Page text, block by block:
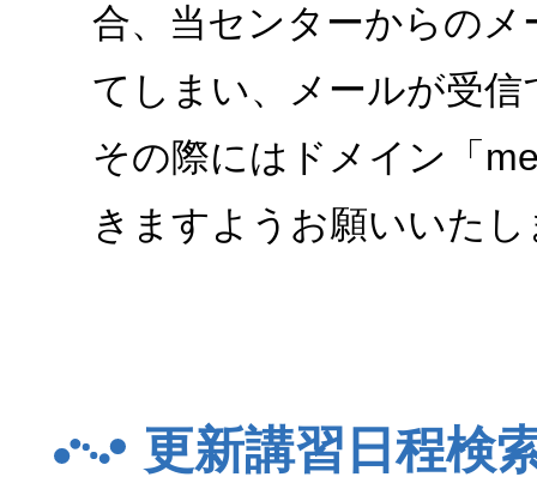
合、当センターからの
てしまい、メールが受
その際にはドメイン「
きますようお願いいた
更新講習日程検